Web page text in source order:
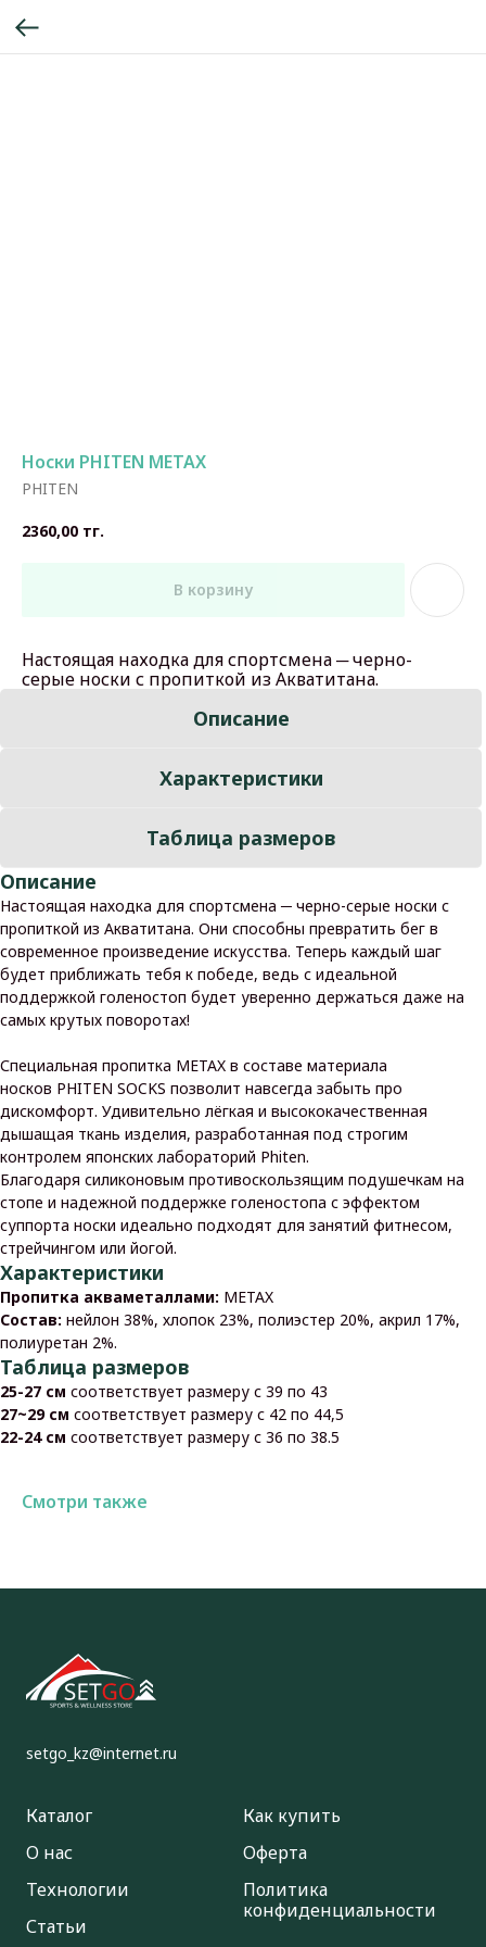
Носки PHITEN METAX
PHITEN
2360,00 тг.
В корзину
Настоящая находка для спортсмена ─ черно-
серые носки с пропиткой из Акватитана.
Описание
Характеристики
Таблица размеров
Описание
Настоящая находка для спортсмена ─ черно-серые носки с
пропиткой из Акватитана. Они способны превратить бег в
современное произведение искусства. Теперь каждый шаг
будет приближать тебя к победе, ведь с идеальной
поддержкой голеностоп будет уверенно держаться даже на
самых крутых поворотах!
Специальная пропитка METAX в составе материала
носков PHITEN SOCKS позволит навсегда забыть про
дискомфорт. Удивительно лёгкая и высококачественная
дышащая ткань изделия, разработанная под строгим
контролем японских лабораторий Phiten.
Благодаря силиконовым противоскользящим подушечкам на
стопе и надежной поддержке голеностопа с эффектом
суппорта носки идеально подходят для занятий фитнесом,
стрейчингом или йогой.
Характеристики
Пропитка акваметаллами: METAX
Состав: нейлон 38%, хлопок 23%, полиэстер 20%, акрил 17%,
полиуретан 2%.
Таблица размеров
25-27 см соответствует размеру с 39 по 43
27~29 см соответствует размеру с 42 по 44,5
22-24 см соответствует размеру с 36 по 38.5
Смотри также
setgo_kz@internet.ru
Каталог
О нас
Технологии
Статьи
Как купить
Оферта
Политика
конфиденциальности